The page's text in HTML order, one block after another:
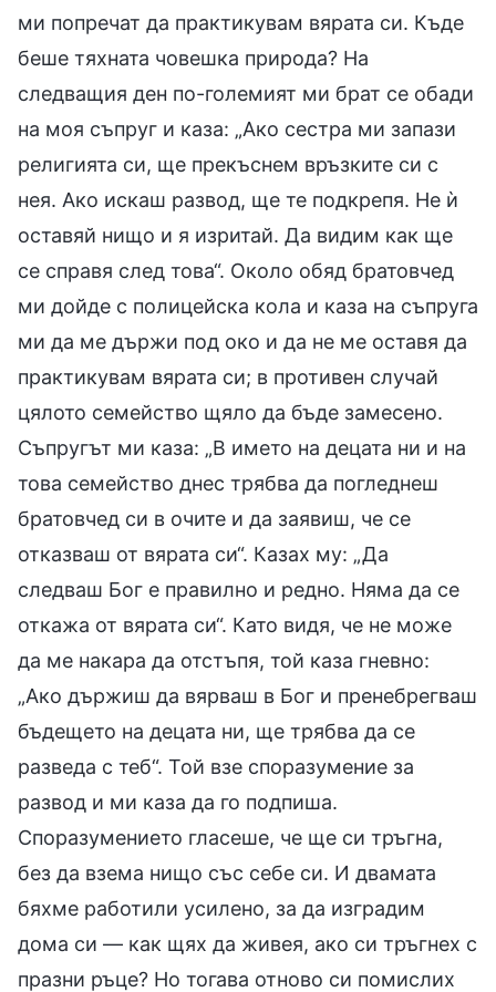
ми попречат да практикувам вярата си. Къде
беше тяхната човешка природа? На
следващия ден по-големият ми брат се обади
на моя съпруг и каза: „Ако сестра ми запази
религията си, ще прекъснем връзките си с
нея. Ако искаш развод, ще те подкрепя. Не ѝ
оставяй нищо и я изритай. Да видим как ще
се справя след това“. Около обяд братовчед
ми дойде с полицейска кола и каза на съпруга
ми да ме държи под око и да не ме оставя да
практикувам вярата си; в противен случай
цялото семейство щяло да бъде замесено.
Съпругът ми каза: „В името на децата ни и на
това семейство днес трябва да погледнеш
братовчед си в очите и да заявиш, че се
отказваш от вярата си“. Казах му: „Да
следваш Бог е правилно и редно. Няма да се
откажа от вярата си“. Като видя, че не може
да ме накара да отстъпя, той каза гневно:
„Ако държиш да вярваш в Бог и пренебрегваш
бъдещето на децата ни, ще трябва да се
разведа с теб“. Той взе споразумение за
развод и ми каза да го подпиша.
Споразумението гласеше, че ще си тръгна,
без да взема нищо със себе си. И двамата
бяхме работили усилено, за да изградим
дома си — как щях да живея, ако си тръгнех с
празни ръце? Но тогава отново си помислих